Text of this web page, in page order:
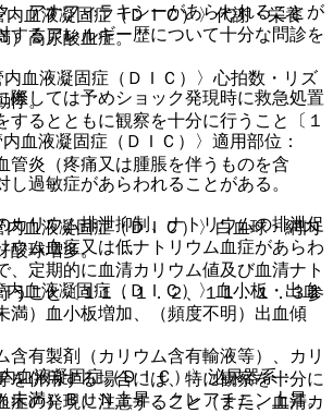
アナフィラキシーがあらわれることが
するアレルギー歴について十分な問診を
際しては予めショック発現時に救急処置
するとともに観察を十分に行うこと〔１
過敏症があらわれることがある。
リウム排泄抑制、ナトリウムの排泄促
ウム血症又は低ナトリウム血症があらわ
、定期的に血清カリウム値及び血清ナト
うこと〔１１．１．２、１１．１．３参
有製剤（カリウム含有輸液等）、カリ
を併用する場合には、特に観察を十分に
症の発現に注意すること（また、血清カ
血液凝固症（ＤＩＣ）〉代謝・栄養
）高尿酸血症。
血液凝固症（ＤＩＣ）〉心拍数・リズ
悸。
血液凝固症（ＤＩＣ）〉適用部位：
管炎（疼痛又は腫脹を伴うものを含
血液凝固症（ＤＩＣ）〉白血球・網内
酸球増多。
血液凝固症（ＤＩＣ）〉血小板・出血
満）血小板増加、（頻度不明）出血傾
血液凝固症（ＤＩＣ）〉泌尿器系：
未満）ＢＵＮ上昇、クレアチニン上昇。